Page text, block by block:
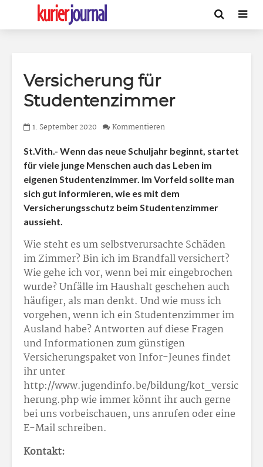
Versicherung für
Studentenzimmer
1. September 2020 Kommentieren
St.Vith.- Wenn das neue Schuljahr beginnt, startet
für viele junge Menschen auch das Leben im
eigenen Studentenzimmer. Im Vorfeld sollte man
sich gut informieren, wie es mit dem
Versicherungsschutz beim Studentenzimmer
aussieht.
Wie steht es um selbstverursachte Schäden
im Zimmer? Bin ich im Brandfall versichert?
Wie gehe ich vor, wenn bei mir eingebrochen
wurde? Unfälle im Haushalt geschehen auch
häufiger, als man denkt. Und wie muss ich
vorgehen, wenn ich ein Studentenzimmer im
Ausland habe? Antworten auf diese Fragen
und Informationen zum günstigen
Versicherungspaket von Infor-Jeunes findet
ihr unter
http://www.jugendinfo.be/bildung/kot_versic
herung.php wie immer könnt ihr auch gerne
bei uns vorbeischauen, uns anrufen oder eine
E-Mail schreiben.
Kontakt: